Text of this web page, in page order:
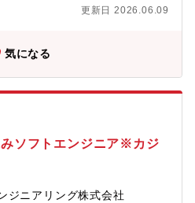
メージもあるかと思いますが当行
用比率】銀行経験者に限らず、
日公表）【教育制度/資格補助】
2級等） ※報奨金等の支
開発・工場IoT化、データ収集（セ
ケーション実装・音響機器向けモ
動化に向けたリモート制御アプリ
開発・検証・分析計測機器のテス
置からデータを集計するアプリ
、設計変更・製造業向けデータ中
のアプリケーション開発（C++）
ケージ製品の地図情報Webアプリ
など、製品や製造業に近い領域の
上記のプロジェクトはあくまでも
きる環境です。約6割のエンジニア
更新日 2026.06.09
気になる
みソフトエンジニア※カジ
ジニアリング株式会社